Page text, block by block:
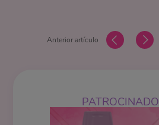
Anterior artículo
PATROCINADO